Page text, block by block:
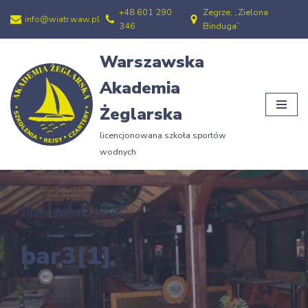
Przejdź
treści
info@wiatr.waw.pl
+48 601 290
346
Zegrze, „Zielona
Binduga”
Warszawska
Akademia
Żeglarska
licencjonowana szkoła sportów
wodnych
Strona główna» bar3[1]
bar3[1]
29/12/2012